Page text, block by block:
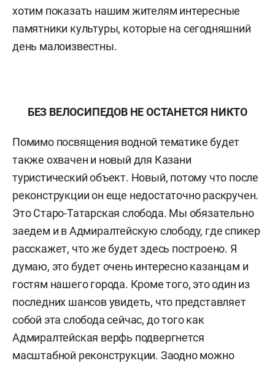
хотим показать нашим жителям интересные
памятники культуры, которые на сегодняшний
день малоизвестны.
БЕЗ ВЕЛОСИПЕДОВ НЕ ОСТАНЕТСЯ НИКТО
Помимо посвящения водной тематике будет
также охвачен и новый для Казани
туристический объект. Новый, потому что после
реконструкции он еще недостаточно раскручен.
Это Старо-Татарская слобода. Мы обязательно
заедем и в Адмиралтейскую слободу, где спикер
расскажет, что же будет здесь построено. Я
думаю, это будет очень интересно казанцам и
гостям нашего города. Кроме того, это один из
последних шансов увидеть, что представляет
собой эта слобода сейчас, до того как
Адмиралтейская верфь подвергнется
масштабной реконструкции. Заодно можно